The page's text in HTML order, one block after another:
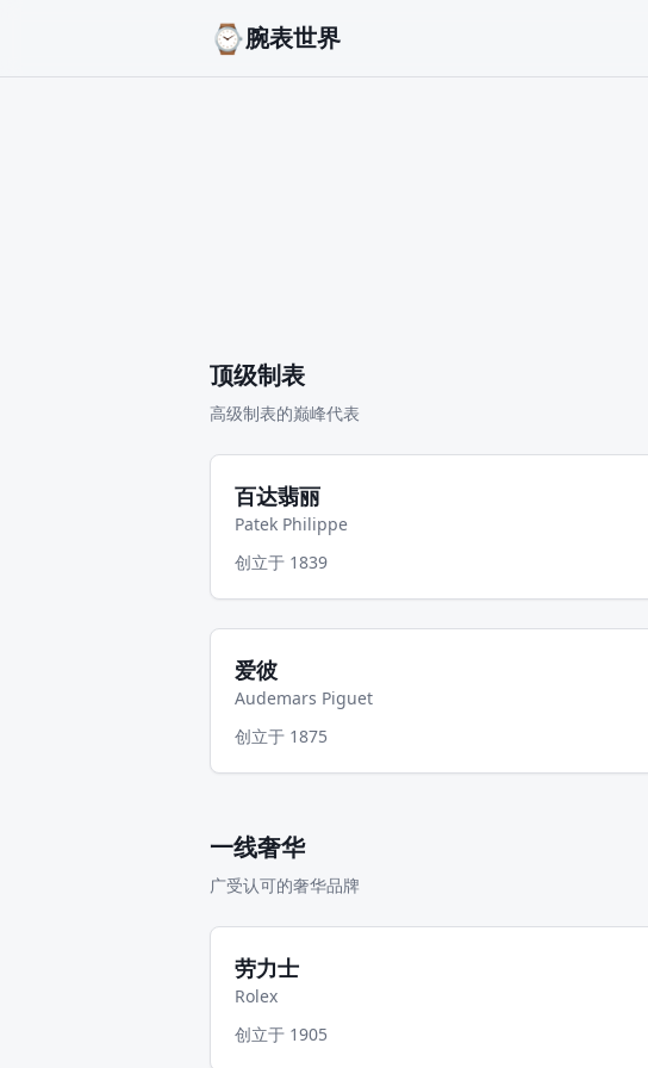
⌚腕表世界
顶级制表
高级制表的巅峰代表
百达翡丽
Patek Philippe
创立于 1839
爱彼
Audemars Piguet
创立于 1875
一线奢华
广受认可的奢华品牌
劳力士
Rolex
创立于 1905